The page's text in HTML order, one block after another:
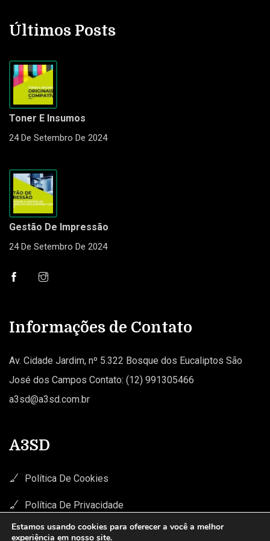
Últimos Posts
Toner E Insumos
24 De Setembro De 2024
Gestão De Impressão
24 De Setembro De 2024
Informações de Contato
Av. Cidade Jardim, nº 5.322 Bosque dos Eucaliptos São
José dos Campos Contato: (12) 991305466
a3sd@a3sd.com.br
A3SD
Política De Cookies
Política De Privacidade
Estamos usando cookies para oferecer a você a melhor
experiência em nosso site.